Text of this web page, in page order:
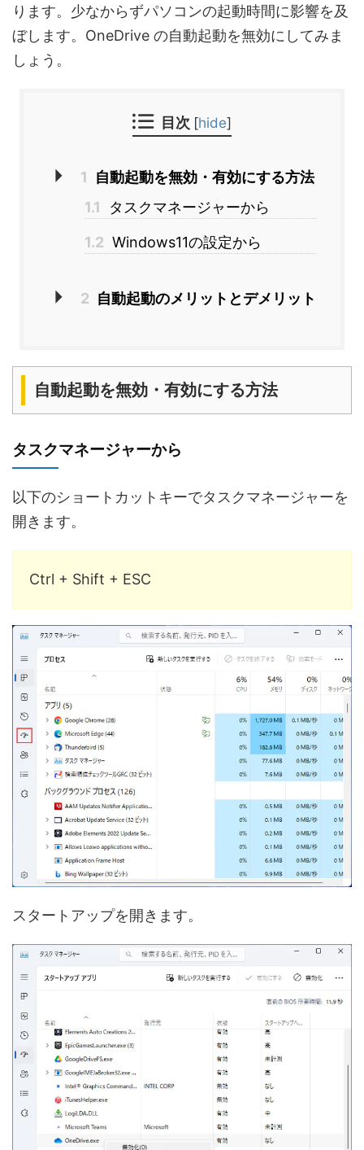
ります。少なからずパソコンの起動時間に影響を及
ぼします。OneDrive の自動起動を無効にしてみま
しょう。
目次 [hide]
1
自動起動を無効・有効にする方法
1.1
タスクマネージャーから
1.2 Windows11の設定から
2 自動起動のメリットとデメリット
自動起動を無効・有効にする方法
タスクマネージャーから
以下のショートカットキーでタスクマネージャーを
開きます。
Ctrl + Shift + ESC
スタートアップを開きます。